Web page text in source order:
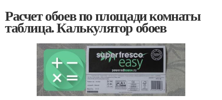
Расчет обоев по площади комнаты
таблица. Калькулятор обоев